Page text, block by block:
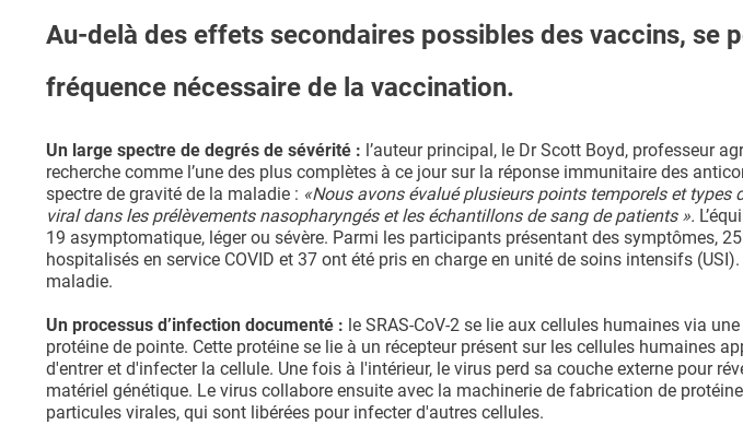
Au-delà des effets secondaires possibles des vaccins, se
fréquence nécessaire de la vaccination.
Un large spectre de degrés de sévérité : l’auteur principal, le Dr Scott Boyd, professeur
recherche comme l’une des plus complètes à ce jour sur la réponse immunitaire des
spectre de gravité de la maladie : «Nous avons évalué plusieurs points temporels et types
viral dans les prélèvements nasopharyngés et les échantillons de sang de patients ».
19 asymptomatique, léger ou sévère. Parmi les participants présentant des symptômes,
hospitalisés en service COVID et 37 ont été pris en charge en unité de soins intensifs
maladie.
Un processus d’infection documenté : le SRAS-CoV-2 se lie aux cellules humaines via
protéine de pointe. Cette protéine se lie à un récepteur présent sur les cellules humaines
d'entrer et d'infecter la cellule. Une fois à l'intérieur, le virus perd sa couche externe pour
matériel génétique. Le virus collabore ensuite avec la machinerie de fabrication de
particules virales, qui sont libérées pour infecter d'autres cellules.